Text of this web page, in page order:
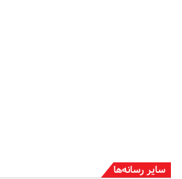
سایر رسانه‌ها